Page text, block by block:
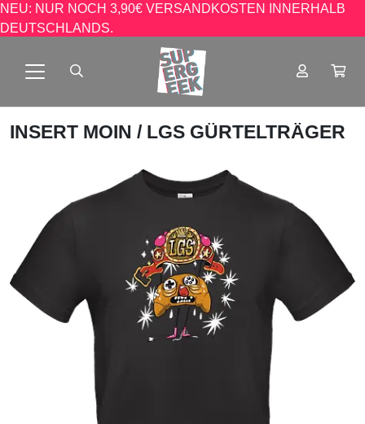
NEU: NUR NOCH 3,90€ VERSANDKOSTEN INNERHALB
DEUTSCHLANDS.
INSERT MOIN / LGS GÜRTELTRÄGER